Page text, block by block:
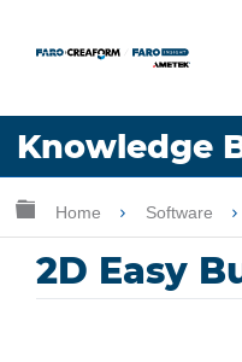
Knowledge
Lingua
Ingrandisci/riduci
Home Software
2D Easy